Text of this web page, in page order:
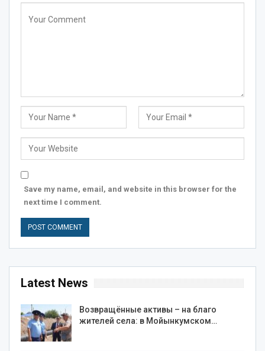
Save my name, email, and website in this browser for the
next time I comment.
Latest News
Возвращённые активы – на благо
жителей села: в Мойынкумском…